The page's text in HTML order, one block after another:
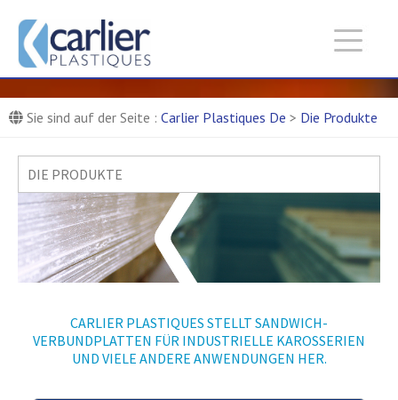
Carlier Plastiques De :
Entreprise de production de
pièces composites
Composite-Teile-Produktionsfirma
Sie sind auf der Seite : Carlier Plastiques De > Die Produkte
DIE PRODUKTE
CARLIER PLASTIQUES STELLT SANDWICH-
VERBUNDPLATTEN FÜR INDUSTRIELLE KAROSSERIEN
UND VIELE ANDERE ANWENDUNGEN HER.